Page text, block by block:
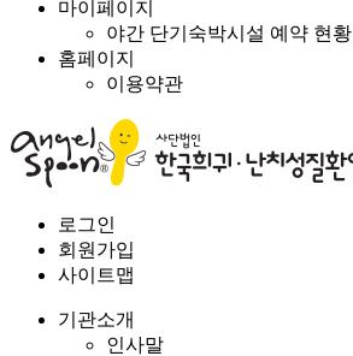
마이페이지
야간 단기숙박시설 예약 현황
홈페이지
이용약관
로그인
회원가입
사이트맵
기관소개
인사말